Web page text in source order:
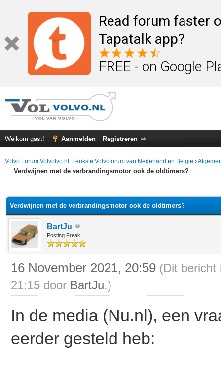
Read forum faster
Tapatalk app?
FREE - on Google
Welkom gast! Aanmelden Registreren
Volvo Forum Volvolvo.nl: Leukste Volvoforum van Nederland en België ›
Verdwijnen met de verbrandingsmotor ook de oldtimers?
Verdwijnen met de verbrandingsmotor ook de oldtimers?
BartJu
Posting Freak
16 November 2021, 20:59 (Dit bericht
21:15 door BartJu.)
In de media (Nu.nl), een
eerder gesteld heb: